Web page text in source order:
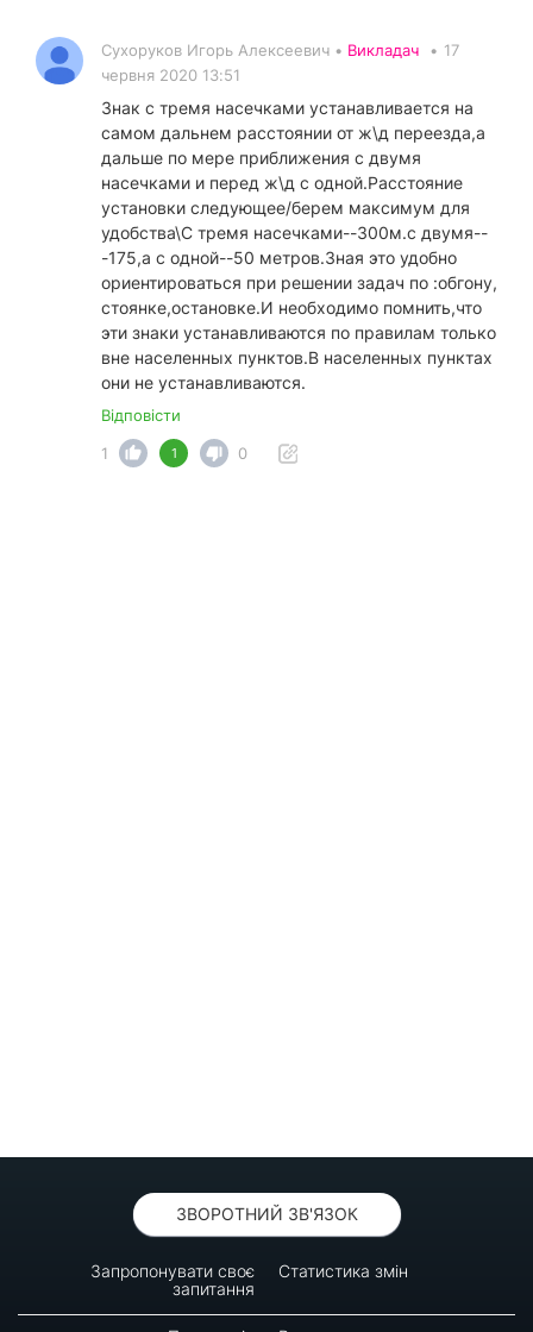
Сухоруков Игорь Алексеевич • Викладач • 17
червня 2020 13:51
Знак с тремя насечками устанавливается на
самом дальнем расстоянии от ж\д переезда,а
дальше по мере приближения с двумя
насечками и перед ж\д с одной.Расстояние
установки следующее/берем максимум для
удобства\С тремя насечками--300м.с двумя--
-175,а с одной--50 метров.Зная это удобно
ориентироваться при решении задач по :обгону,
стоянке,остановке.И необходимо помнить,что
эти знаки устанавливаются по правилам только
вне населенных пунктов.В населенных пунктах
они не устанавливаются.
Відповісти
1
1 0
ЗВОРОТНИЙ ЗВ'ЯЗОК
Запропонувати своє
запитання
Статистика змін